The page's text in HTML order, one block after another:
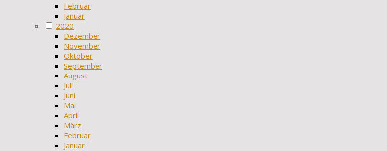
Februar
Januar
2020
Dezember
November
Oktober
September
August
Juli
Juni
Mai
April
März
Februar
Januar